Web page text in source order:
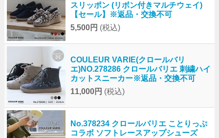
スリッポン (リボン付きマルチウェイ)
【セール】※返品・交換不可
5,500円 (税込)
COULEUR VARIE(クロールバリ
エ)NO.278286 クロールバリエ 刺繍ハイ
カットスニーカー※返品・交換不可
11,000円 (税込)
No.378234 クロールバリエ ことりっぷ
コラボ ソフトレースアップシューズ